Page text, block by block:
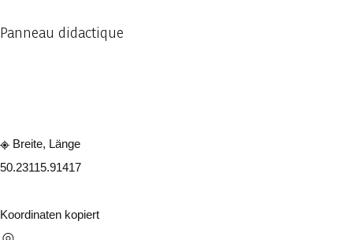
Panneau didactique
Breite, Länge
50.23115.91417
Koordinaten kopiert